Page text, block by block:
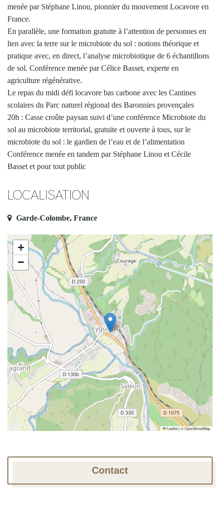
menée par Stéphane Linou, pionnier du mouvement Locavore en
France.
En parallèle, une formation gratuite à l’attention de personnes en
lien avec la terre sur le microbiote du sol : notions théorique et
pratique avec, en direct, l’analyse microbiotique de 6 échantillons
de sol. Conférence menée par Célice Basset, experte en
agriculture régénérative.
Le repas du midi défi locavore bas carbone avec les Cantines
scolaires du Parc naturel régional des Baronnies provençales
20h : Casse croûte paysan suivi d’une conférence Microbiote du
sol au microbiote territorial, gratuite et ouverte à tous, sur le
microbiote du sol : le gardien de l’eau et de l’alimentation
Conférence menée en tandem par Stéphane Linou et Cécile
Basset et pour tout public
LOCALISATION
Garde-Colombe, France
+
−
Leaflet|©OpenStreetMap
Contact